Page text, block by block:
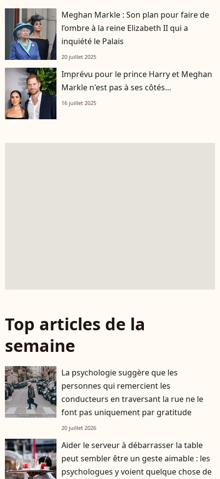
Meghan Markle : Son plan pour faire de
l’ombre à la reine Elizabeth II qui a
inquiété le Palais
20 juillet 2025
Imprévu pour le prince Harry et Meghan
Markle n'est pas à ses côtés…
16 juillet 2025
Top articles de la
semaine
La psychologie suggère que les
personnes qui remercient les
conducteurs en traversant la rue ne le
font pas uniquement par gratitude
20 juillet 2026
Aider le serveur à débarrasser la table
peut sembler être un geste aimable : les
psychologues y voient quelque chose de